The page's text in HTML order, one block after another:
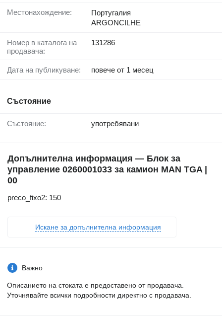
Местонахождение:
Португалия
ARGONCILHE
Номер в каталога на
продавача:
131286
Дата на публикуване: повече от 1 месец
Състояние
Състояние: употребявани
Допълнителна информация — Блок за
управление 0260001033 за камион MAN TGA |
00
preco_fixo2: 150
Искане за допълнителна информация
Важно
Описанието на стоката е предоставено от продавача.
Уточнявайте всички подробности директно с продавача.